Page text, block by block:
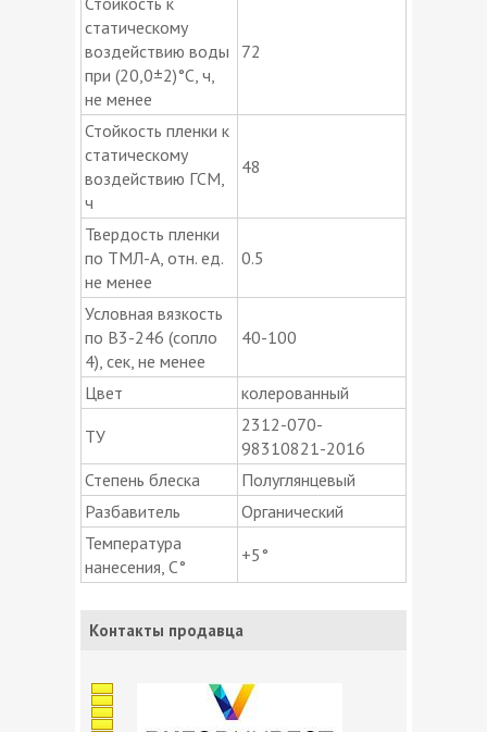
статическому
воздействию воды
при (20,0±2)°С, ч,
не менее
72
Стойкость пленки к
статическому
воздействию ГСМ,
ч
48
Твердость пленки
по ТМЛ-А, отн. ед.
не менее
0.5
Условная вязкость
по В3-246 (сопло
4), сек, не менее
40-100
Цвет
колерованный
ТУ
2312-070-
98310821-2016
Степень блеска
Полуглянцевый
Разбавитель
Органический
Температура
нанесения, С°
+5°
Контакты продавца